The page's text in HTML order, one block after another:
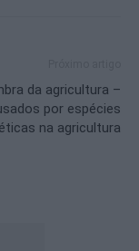
da agricultura –
por espécies
na agricultura